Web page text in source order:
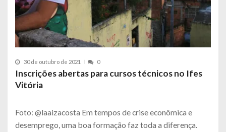
30 de outubro de 2021 0
Inscrições abertas para cursos técnicos no Ifes
Vitória
Foto: @laaizacosta Em tempos de crise econômica e
desemprego, uma boa formação faz toda a diferença.